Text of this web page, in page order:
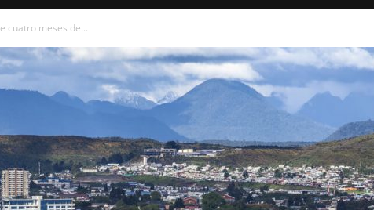
cuatro meses de...